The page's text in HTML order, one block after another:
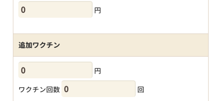
円
追加ワクチン
円
ワクチン回数
回